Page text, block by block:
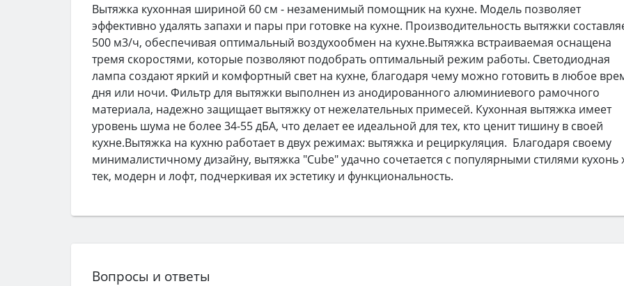
Вытяжка кухонная шириной 60 см - незаменимый помощник на кухне. Модель позволяет
эффективно удалять запахи и пары при готовке на кухне. Производительность вытяжки
500 м3/ч, обеспечивая оптимальный воздухообмен на кухне.Вытяжка встраиваемая оснащена
тремя скоростями, которые позволяют подобрать оптимальный режим работы. Светодиодная
лампа создают яркий и комфортный свет на кухне, благодаря чему можно готовить в любое
дня или ночи. Фильтр для вытяжки выполнен из анодированного алюминиевого рамочного
материала, надежно защищает вытяжку от нежелательных примесей. Кухонная вытяжка имеет
уровень шума не более 34-55 дБА, что делает ее идеальной для тех, кто ценит тишину в своей
кухне.Вытяжка на кухню работает в двух режимах: вытяжка и рециркуляция. Благодаря своему
минималистичному дизайну, вытяжка "Cube" удачно сочетается с популярными стилями кухонь
тек, модерн и лофт, подчеркивая их эстетику и функциональность.
Вопросы и ответы